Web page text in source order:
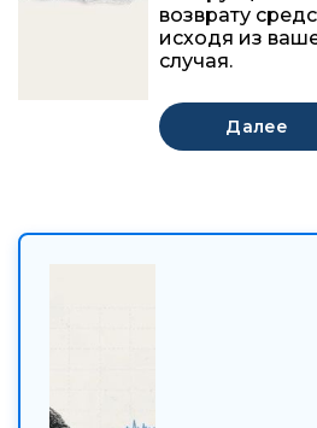
возврату
исходя из
случая.